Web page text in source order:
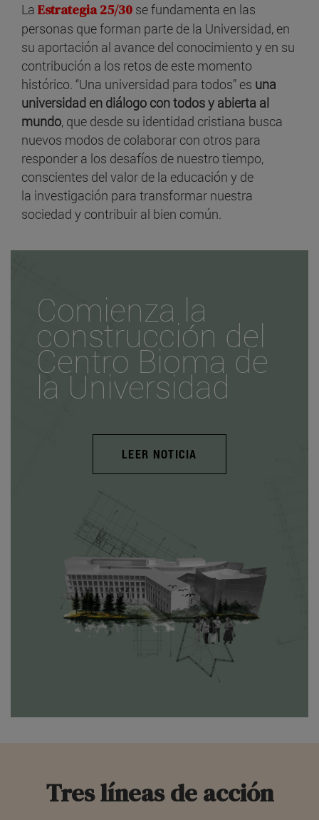
La Estrategia 25/30 se fundamenta en las
personas que forman parte de la Universidad, en
su aportación al avance del conocimiento y en su
contribución a los retos de este momento
histórico. “Una universidad para todos” es una
universidad en diálogo con todos y abierta al
mundo, que desde su identidad cristiana busca
nuevos modos de colaborar con otros para
responder a los desafíos de nuestro tiempo,
conscientes del valor de la educación y de
la investigación para transformar nuestra
sociedad y contribuir al bien común.
Comienza la
construcción del
Centro Bioma de
la Universidad
LEER NOTICIA
Tres líneas de acción